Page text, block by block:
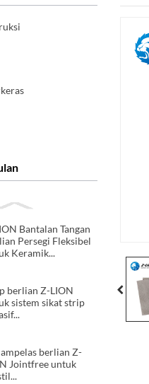
Bantalan Tangan
Persegi Fleksibel
Keramik...
berlian Z-LION
sistem sikat strip
berlian Z-
Jointfree untuk